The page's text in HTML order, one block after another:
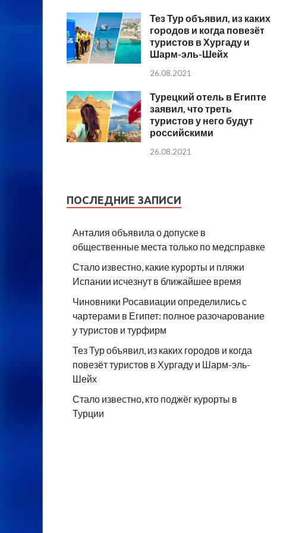
Тез Тур объявил, из каких
городов и когда повезёт
туристов в Хургаду и
Шарм-эль-Шейх
26.08.2021
Турецкий отель в Египте
заявил, что треть
туристов у него будут
российскими
26.08.2021
ПОСЛЕДНИЕ ЗАПИСИ
Анталия объявила о допуске в
общественные места только по медсправке
Стало известно, какие курорты и пляжи
Испании исчезнут в ближайшее время
Чиновники Росавиации определились с
чартерами в Египет: полное разочарование
у туристов и турфирм
Тез Тур объявил, из каких городов и когда
повезёт туристов в Хургаду и Шарм-эль-
Шейх
Стало известно, кто поджёг курорты в
Турции